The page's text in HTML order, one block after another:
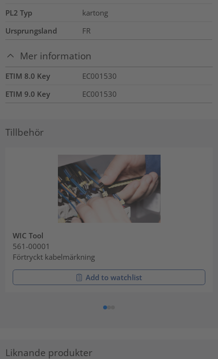
PL2 Typ
kartong
Ursprungsland
FR
Mer information
ETIM 8.0 Key
EC001530
ETIM 9.0 Key
EC001530
Tillbehör
WIC Tool
561-00001
Förtryckt kabelmärkning
Add to watchlist
Liknande produkter